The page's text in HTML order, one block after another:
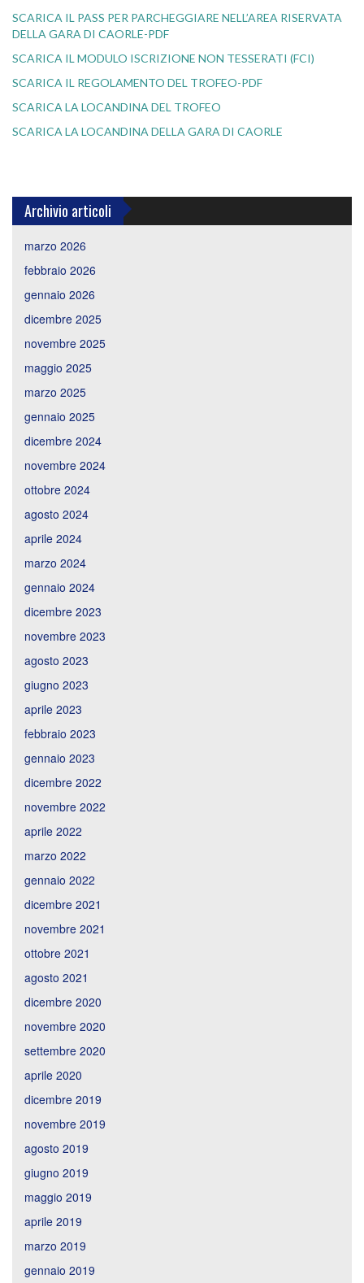
SCARICA IL PASS PER PARCHEGGIARE NELL’AREA RISERVATA
DELLA GARA DI CAORLE-PDF
SCARICA IL MODULO ISCRIZIONE NON TESSERATI (FCI)
SCARICA IL REGOLAMENTO DEL TROFEO-PDF
SCARICA LA LOCANDINA DEL TROFEO
SCARICA LA LOCANDINA DELLA GARA DI CAORLE
Archivio articoli
marzo 2026
febbraio 2026
gennaio 2026
dicembre 2025
novembre 2025
maggio 2025
marzo 2025
gennaio 2025
dicembre 2024
novembre 2024
ottobre 2024
agosto 2024
aprile 2024
marzo 2024
gennaio 2024
dicembre 2023
novembre 2023
agosto 2023
giugno 2023
aprile 2023
febbraio 2023
gennaio 2023
dicembre 2022
novembre 2022
aprile 2022
marzo 2022
gennaio 2022
dicembre 2021
novembre 2021
ottobre 2021
agosto 2021
dicembre 2020
novembre 2020
settembre 2020
aprile 2020
dicembre 2019
novembre 2019
agosto 2019
giugno 2019
maggio 2019
aprile 2019
marzo 2019
gennaio 2019